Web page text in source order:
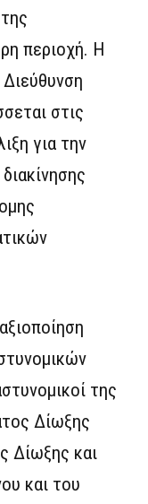
περιοχή. Η
στις
για την
της
Δίωξης
Δίωξης και
και του